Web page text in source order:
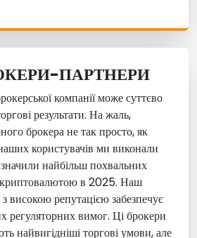
ПАРТНЕРИ
компанії може суттєво
результати. На жаль,
брокера не так просто, як
користувачів ми виконали
найбільш похвальних
криптовалютою в 2025. Наш
високою репутацією забезпечує
регуляторних вимог. Ці брокери
найвигідніші торгові умови, але